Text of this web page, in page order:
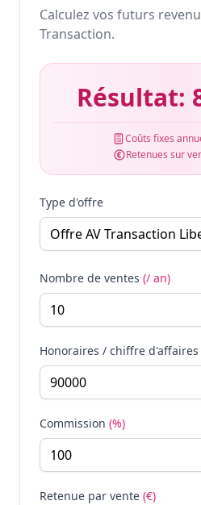
Calculez vos futurs
Transaction.
Résultat:
Coûts fixes
Retenues sur
Type d'offre
Nombre de ventes (/ an)
Honoraires / chiffre d'affaires
Commission (%)
Retenue par vente (€)